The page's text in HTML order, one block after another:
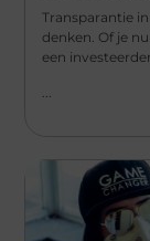
Transparantie
denken. Of je
een investeerder
...